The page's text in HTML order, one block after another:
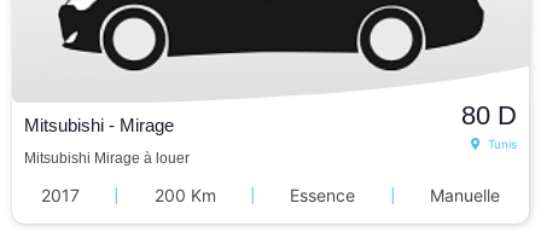
Mitsubishi - Mirage
Mitsubishi Mirage à louer
80 D
Tunis
2017 200 Km Essence Manuelle